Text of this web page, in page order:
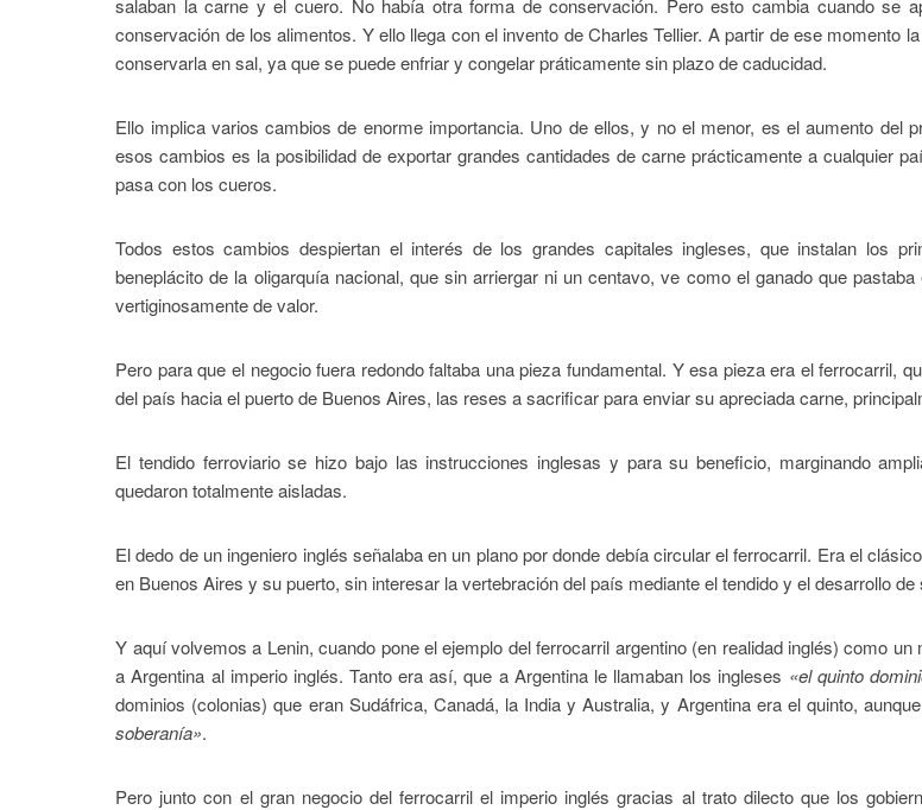
salaban la carne y el cuero. No había otra forma de conservación. Pero esto cambia cuando se
conservación de los alimentos. Y ello llega con el invento de Charles Tellier. A partir de ese momento
conservarla en sal, ya que se puede enfriar y congelar práticamente sin plazo de caducidad.
Ello implica varios cambios de enorme importancia. Uno de ellos, y no el menor, es el aumento del
esos cambios es la posibilidad de exportar grandes cantidades de carne prácticamente a cualquier
pasa con los cueros.
Todos estos cambios despiertan el interés de los grandes capitales ingleses, que instalan los
beneplácito de la oligarquía nacional, que sin arriergar ni un centavo, ve como el ganado que
vertiginosamente de valor.
Pero para que el negocio fuera redondo faltaba una pieza fundamental. Y esa pieza era el ferrocarril,
del país hacia el puerto de Buenos Aires, las reses a sacrificar para enviar su apreciada carne,
El tendido ferroviario se hizo bajo las instrucciones inglesas y para su beneficio, marginando
quedaron totalmente aisladas.
El dedo de un ingeniero inglés señalaba en un plano por donde debía circular el ferrocarril. Era el
en Buenos Aires y su puerto, sin interesar la vertebración del país mediante el tendido y el desarrollo
Y aquí volvemos a Lenin, cuando pone el ejemplo del ferrocarril argentino (en realidad inglés) como un
a Argentina al imperio inglés. Tanto era así, que a Argentina le llamaban los ingleses «el quinto
dominios (colonias) que eran Sudáfrica, Canadá, la India y Australia, y Argentina era el quinto,
soberanía».
Pero junto con el gran negocio del ferrocarril el imperio inglés gracias al trato dilecto que los